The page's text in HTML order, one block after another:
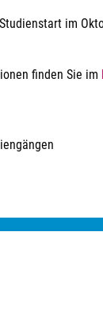
im
finden Sie im